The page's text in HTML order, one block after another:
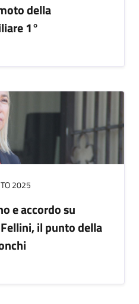
della
1°
2025
e accordo su
il punto della